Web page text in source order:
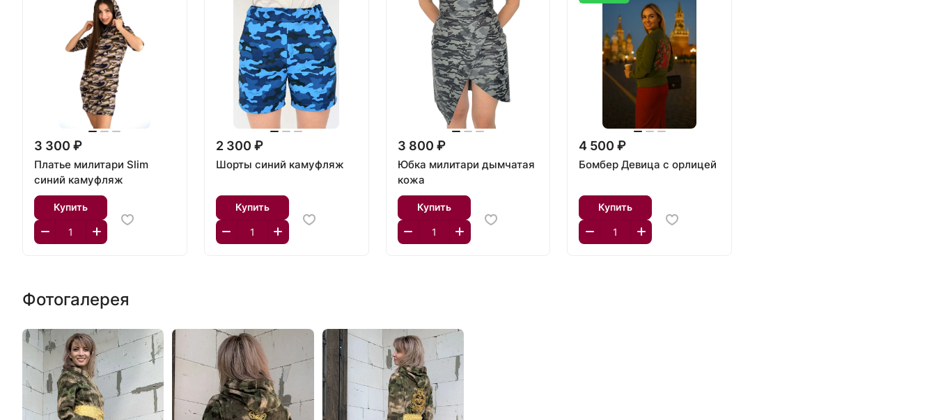
3 300 ₽
Платье милитари Slim
синий камуфляж
Купить
2 300 ₽
Шорты синий камуфляж
Купить
3 800 ₽
Юбка милитари дымчатая
кожа
Купить
4 500 ₽
Бомбер Девица с орлицей
Купить
Фотогалерея